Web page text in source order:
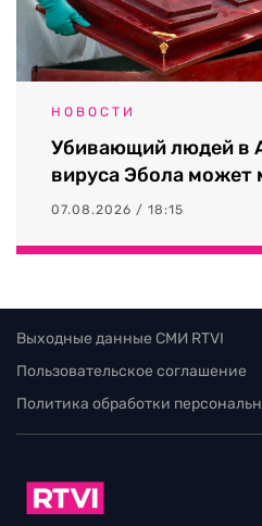
НОВОСТИ
Убивающий людей в
вируса Эбола может
07.08.2026 / 18:15
Выходные данные СМИ RTVI
Пользовательское соглашение
Политика обработки